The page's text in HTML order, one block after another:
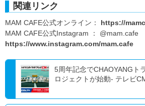
関連リンク
MAM CAFE公式オンライン： https://
MAM CAFE公式Instagram ： @mam.cafe
https://www.instagram.com/mam.cafe
5周年記念でCHAOYANGト
ロジェクトが始動- テレビ